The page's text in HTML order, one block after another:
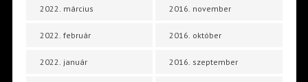
2022. március
2022. február
2022. január
2016. november
2016. október
2016. szeptember